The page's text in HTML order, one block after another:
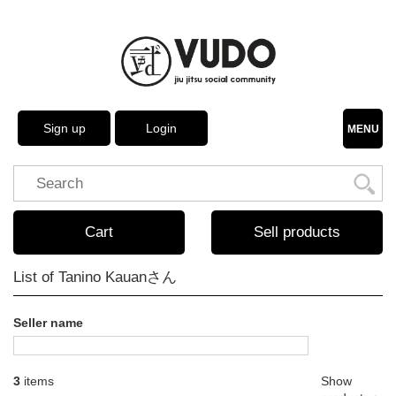
Login
Sign up MENU
Cart Sell products
List of Tanino Kauanさん
Seller name
3 items
Show